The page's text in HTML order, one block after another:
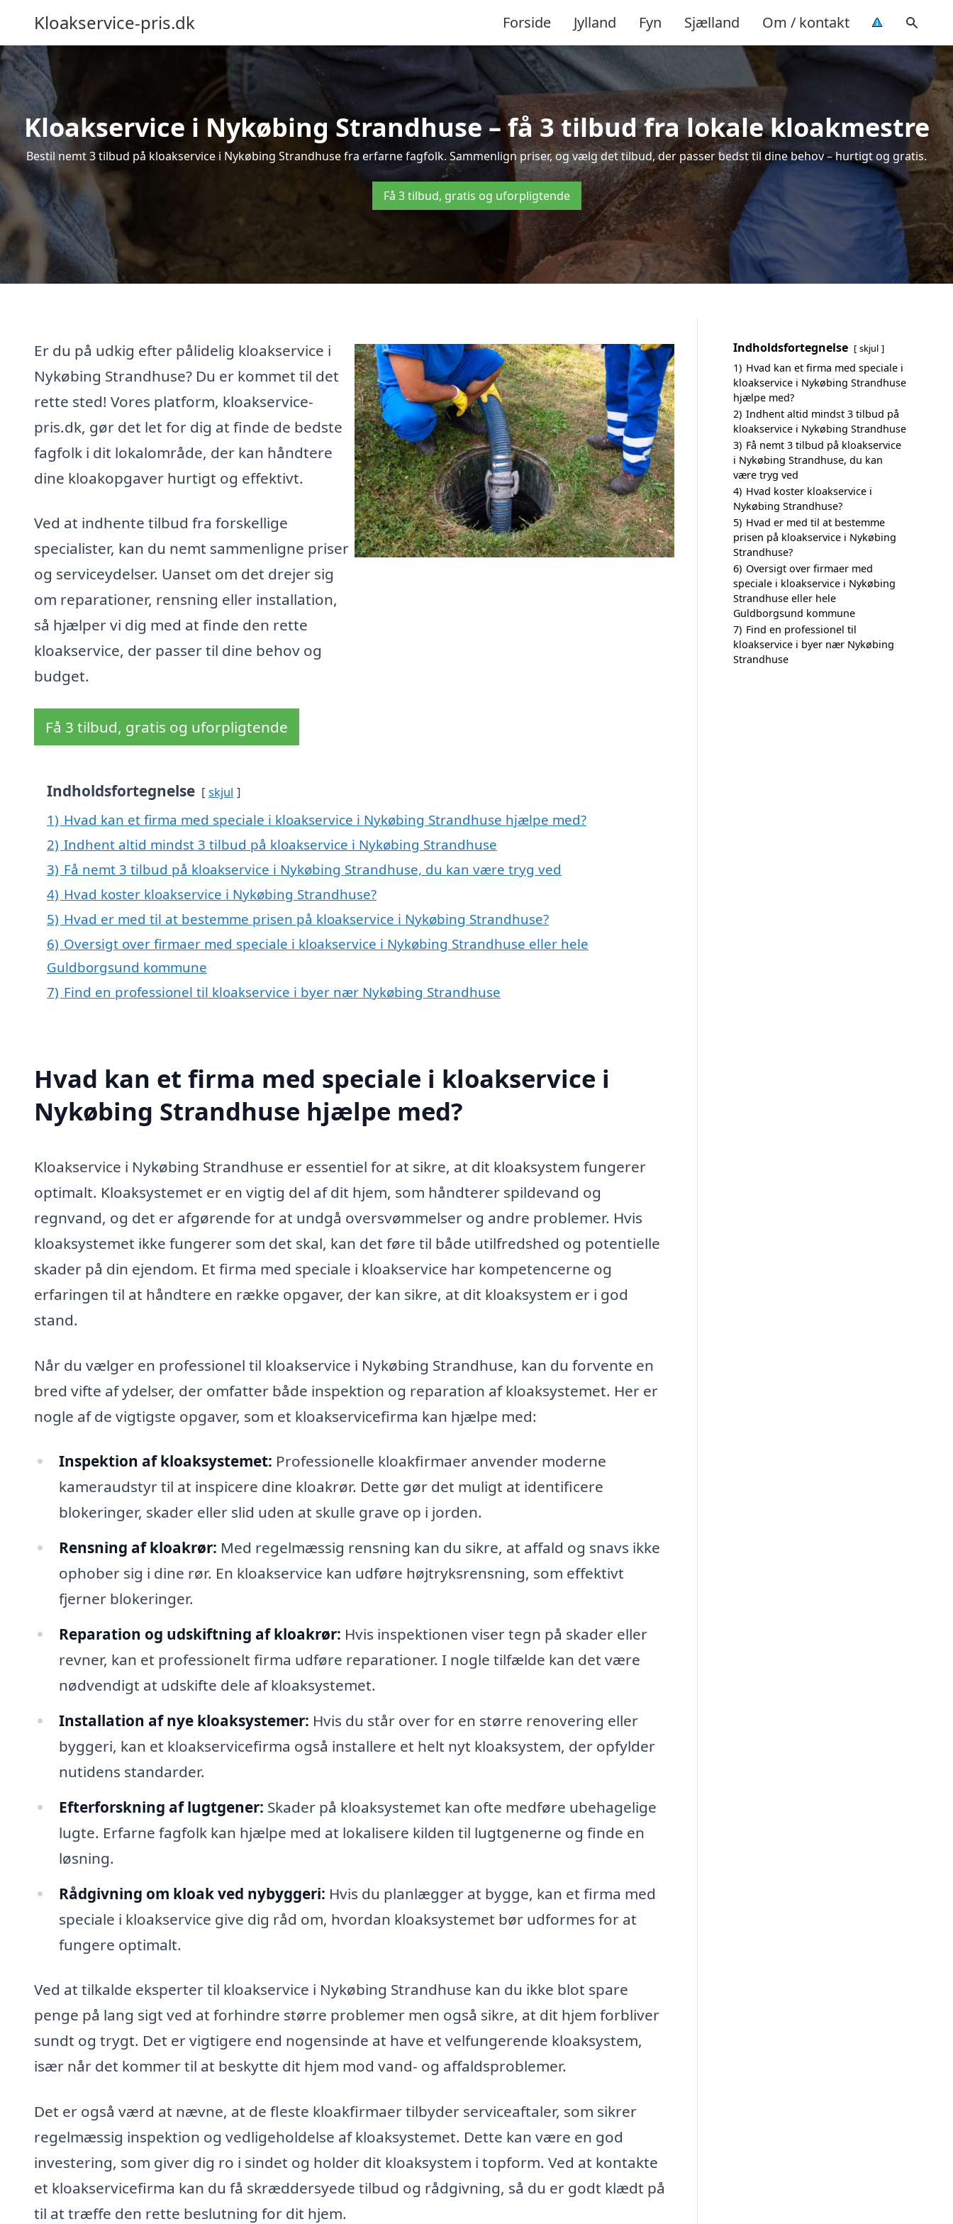
Kloakservice-pris.dk Forside Jylland Fyn Sjælland Om / kontakt
Kloakservice i Nykøbing Strandhuse – få 3 tilbud fra lokale kloakmestre
Bestil nemt 3 tilbud på kloakservice i Nykøbing Strandhuse fra erfarne fagfolk. Sammenlign priser, og vælg det tilbud, der passer bedst til dine behov – hurtigt og gratis.
Få 3 tilbud, gratis og uforpligtende
Er du på udkig efter pålidelig kloakservice i
Nykøbing Strandhuse? Du er kommet til det
rette sted! Vores platform, kloakservice-
pris.dk, gør det let for dig at finde de bedste
fagfolk i dit lokalområde, der kan håndtere
dine kloakopgaver hurtigt og effektivt.
Ved at indhente tilbud fra forskellige
specialister, kan du nemt sammenligne priser
og serviceydelser. Uanset om det drejer sig
om reparationer, rensning eller installation,
så hjælper vi dig med at finde den rette
kloakservice, der passer til dine behov og
budget.
Få 3 tilbud, gratis og uforpligtende
Indholdsfortegnelse skjul
1) Hvad kan et firma med speciale i kloakservice i Nykøbing Strandhuse hjælpe med?
2) Indhent altid mindst 3 tilbud på kloakservice i Nykøbing Strandhuse
3) Få nemt 3 tilbud på kloakservice i Nykøbing Strandhuse, du kan være tryg ved
4) Hvad koster kloakservice i Nykøbing Strandhuse?
5) Hvad er med til at bestemme prisen på kloakservice i Nykøbing Strandhuse?
6) Oversigt over firmaer med speciale i kloakservice i Nykøbing Strandhuse eller hele
Guldborgsund kommune
7) Find en professionel til kloakservice i byer nær Nykøbing Strandhuse
Hvad kan et firma med speciale i kloakservice i
Nykøbing Strandhuse hjælpe med?
Kloakservice i Nykøbing Strandhuse er essentiel for at sikre, at dit kloaksystem fungerer
optimalt. Kloaksystemet er en vigtig del af dit hjem, som håndterer spildevand og
regnvand, og det er afgørende for at undgå oversvømmelser og andre problemer. Hvis
kloaksystemet ikke fungerer som det skal, kan det føre til både utilfredshed og potentielle
skader på din ejendom. Et firma med speciale i kloakservice har kompetencerne og
erfaringen til at håndtere en række opgaver, der kan sikre, at dit kloaksystem er i god
stand.
Når du vælger en professionel til kloakservice i Nykøbing Strandhuse, kan du forvente en
bred vifte af ydelser, der omfatter både inspektion og reparation af kloaksystemet. Her er
nogle af de vigtigste opgaver, som et kloakservicefirma kan hjælpe med:
Inspektion af kloaksystemet: Professionelle kloakfirmaer anvender moderne
kameraudstyr til at inspicere dine kloakrør. Dette gør det muligt at identificere
blokeringer, skader eller slid uden at skulle grave op i jorden.
Rensning af kloakrør: Med regelmæssig rensning kan du sikre, at affald og snavs ikke
ophober sig i dine rør. En kloakservice kan udføre højtryksrensning, som effektivt
fjerner blokeringer.
Reparation og udskiftning af kloakrør: Hvis inspektionen viser tegn på skader eller
revner, kan et professionelt firma udføre reparationer. I nogle tilfælde kan det være
nødvendigt at udskifte dele af kloaksystemet.
Installation af nye kloaksystemer: Hvis du står over for en større renovering eller
byggeri, kan et kloakservicefirma også installere et helt nyt kloaksystem, der opfylder
nutidens standarder.
Efterforskning af lugtgener: Skader på kloaksystemet kan ofte medføre ubehagelige
lugte. Erfarne fagfolk kan hjælpe med at lokalisere kilden til lugtgenerne og finde en
løsning.
Rådgivning om kloak ved nybyggeri: Hvis du planlægger at bygge, kan et firma med
speciale i kloakservice give dig råd om, hvordan kloaksystemet bør udformes for at
fungere optimalt.
Ved at tilkalde eksperter til kloakservice i Nykøbing Strandhuse kan du ikke blot spare
penge på lang sigt ved at forhindre større problemer men også sikre, at dit hjem forbliver
sundt og trygt. Det er vigtigere end nogensinde at have et velfungerende kloaksystem,
især når det kommer til at beskytte dit hjem mod vand- og affaldsproblemer.
Det er også værd at nævne, at de fleste kloakfirmaer tilbyder serviceaftaler, som sikrer
regelmæssig inspektion og vedligeholdelse af kloaksystemet. Dette kan være en god
investering, som giver dig ro i sindet og holder dit kloaksystem i topform. Ved at kontakte
et kloakservicefirma kan du få skræddersyede tilbud og rådgivning, så du er godt klædt på
til at træffe den rette beslutning for dit hjem.
Indholdsfortegnelse skjul
1) Hvad kan et firma med speciale i
kloakservice i Nykøbing Strandhuse
hjælpe med?
2) Indhent altid mindst 3 tilbud på
kloakservice i Nykøbing Strandhuse
3) Få nemt 3 tilbud på kloakservice
i Nykøbing Strandhuse, du kan
være tryg ved
4) Hvad koster kloakservice i
Nykøbing Strandhuse?
5) Hvad er med til at bestemme
prisen på kloakservice i Nykøbing
Strandhuse?
6) Oversigt over firmaer med
speciale i kloakservice i Nykøbing
Strandhuse eller hele
Guldborgsund kommune
7) Find en professionel til
kloakservice i byer nær Nykøbing
Strandhuse